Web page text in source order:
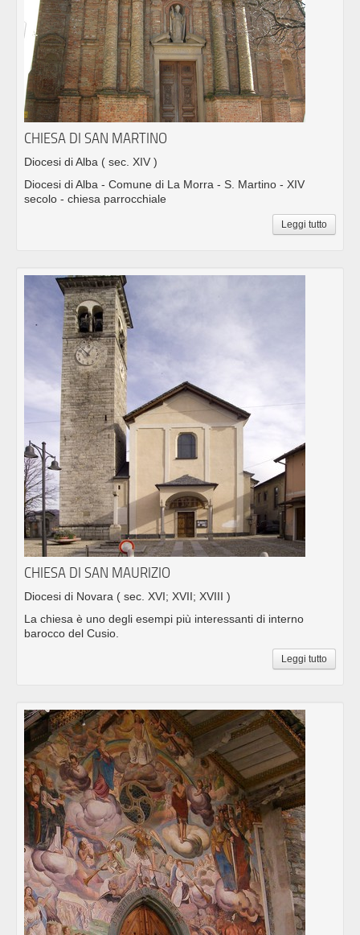
CHIESA DI SAN MARTINO
Diocesi di Alba ( sec. XIV )
Diocesi di Alba - Comune di La Morra - S. Martino - XIV
secolo - chiesa parrocchiale
Leggi tutto
CHIESA DI SAN MAURIZIO
Diocesi di Novara ( sec. XVI; XVII; XVIII )
La chiesa è uno degli esempi più interessanti di interno
barocco del Cusio.
Leggi tutto